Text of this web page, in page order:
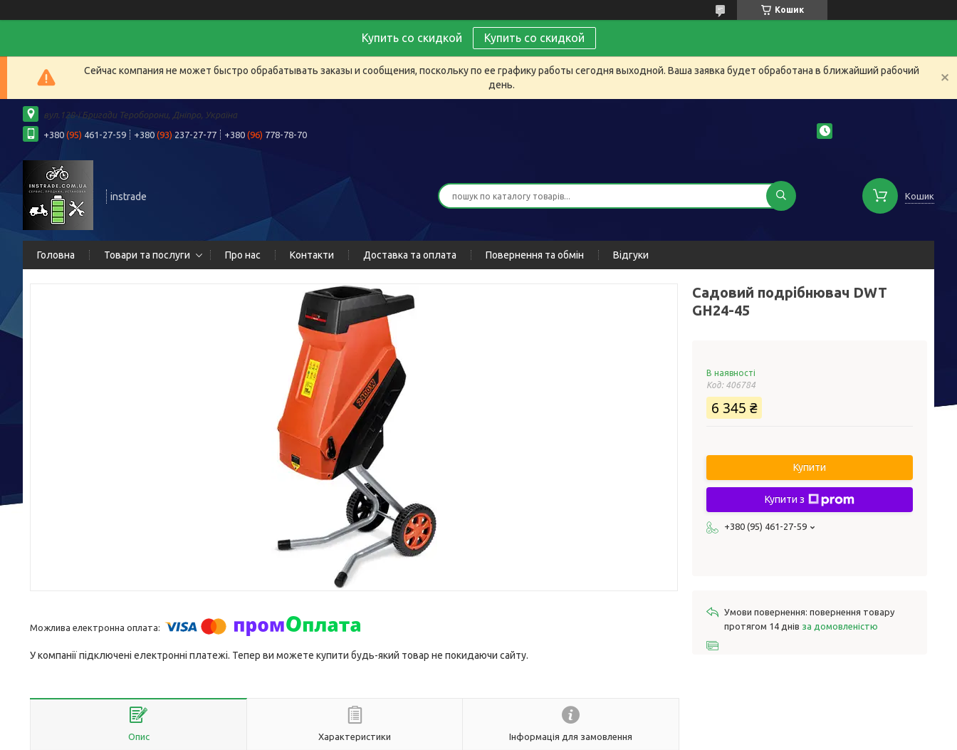
Кошик
Купить со скидкой Купить со скидкой
Сейчас компания не может быстро обрабатывать заказы и сообщения, поскольку по ее графику работы сегодня выходной. Ваша заявка будет обработана в ближайший рабочий
день.
вул.128-ї Бригади Тероборони, Дніпро, Україна
+380 (95) 461-27-59 +380 (93) 237-27-77 +380 (96) 778-78-70
instrade Кошик
Головна Товари та послуги Про нас Контакти Доставка та оплата Повернення та обмін Відгуки
У компанії підключені електронні платежі. Тепер ви можете купити будь-який товар не покидаючи сайту.
Опис Характеристики Інформація для замовлення
Садовий подрібнювач DWT
GH24-45
В наявності
Код: 406784
6 345 ₴
Купити
Купити з
+380 (95) 461-27-59
повернення товару
протягом 14 днів за домовленістю